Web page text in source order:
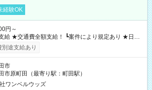
経験OK
円～
規定あり ★日払
規定あり） ┗働いたその日に現金GET♪ お仕事後はコ
ら 日払い分を引き落とせます！ 【試用期間】試
別途支給あり
市
市原町田（最寄り駅：町田駅）
ワンベルウッズ